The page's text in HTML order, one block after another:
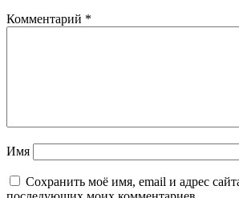
Комментарий *
Имя
Сохранить моё имя, email и адрес